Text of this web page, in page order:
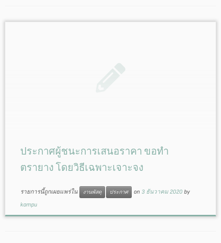
ประกาศผู้ชนะการเสนอราคา ขอทำ
ตรายาง โดยวิธีเฉพาะเจาะจง
รายการนี้ถูกเผยแพร่ใน งานพัสดุ ประกาศ on 3 ธันวาคม 2020 by
kampu